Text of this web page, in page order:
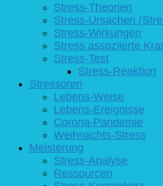
Stress-Theorien
Stress-Ursachen
Stress-Wirkungen
Stress assoziierte
Stress-Test
Stress-Reaktion
Stressoren
Lebens-Weise
Lebens-Ereignisse
Corona-Pandemie
Weihnachts-Stress
Meisterung
Stress-Analyse
Ressourcen